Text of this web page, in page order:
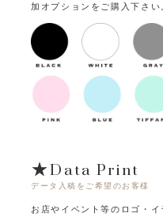
加オプションをご購入下さい
★Data Print
データ入稿をご希望のお客様
お店やイベント等のロゴ・